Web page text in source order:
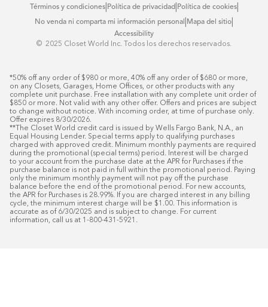
Términos y condiciones| Política de privacidad| Política de cookies|
No venda ni comparta mi información personal Mapa del sitio
Accessibility
© ️ 2025 Closet World Inc. Todos los derechos reservados.
*50% off any order of $980 or more, 40% off any order of $680 or more,
on any Closets, Garages, Home Offices, or other products with any
complete unit purchase. Free installation with any complete unit order of
$850 or more. Not valid with any other offer. Offers and prices are subject
to change without notice. With incoming order, at time of purchase only.
Offer expires 8/30/2026.
**The Closet World credit card is issued by Wells Fargo Bank, N.A., an
Equal Housing Lender. Special terms apply to qualifying purchases
charged with approved credit. Minimum monthly payments are required
during the promotional (special terms) period. Interest will be charged
to your account from the purchase date at the APR for Purchases if the
purchase balance is not paid in full within the promotional period. Paying
only the minimum monthly payment will not pay off the purchase
balance before the end of the promotional period. For new accounts,
the APR for Purchases is 28.99%. If you are charged interest in any billing
cycle, the minimum interest charge will be $1.00. This information is
accurate as of 6/30/2025 and is subject to change. For current
information, call us at 1-800-431-5921.